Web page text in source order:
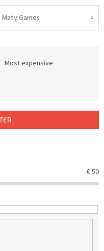
Maty Games
Most expensive
€50